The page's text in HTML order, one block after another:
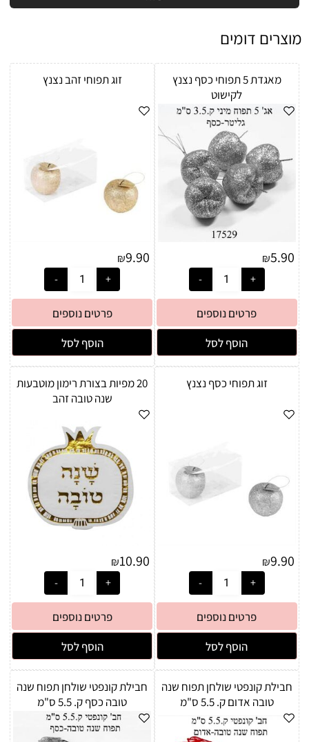
מוצרים דומים
מאגדת 5 תפוחי כסף נצנץ
לקישוט
₪5.90
פרטים נוספים
הוסף לסל
זוג תפוחי זהב נצנץ
₪9.90
פרטים נוספים
הוסף לסל
זוג תפוחי כסף נצנץ
₪9.90
פרטים נוספים
הוסף לסל
20 מפיות בצורת רימון מוטבעות
שנה טובה זהב
₪10.90
פרטים נוספים
הוסף לסל
חבילת קונפטי שולחן תפוח שנה
טובה אדום ק. 5.5 ס"מ
חבילת קונפטי שולחן תפוח שנה
טובה כסף ק. 5.5 ס"מ